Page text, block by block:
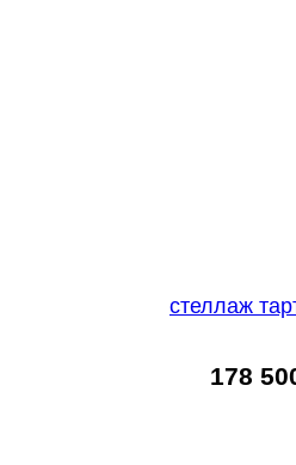
стеллаж
178